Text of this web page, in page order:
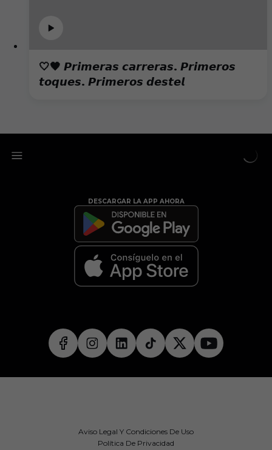
🤍🖤 𝙋𝙧𝙞𝙢𝙚𝙧𝙖𝙨 𝙘𝙖𝙧𝙧𝙚𝙧𝙖𝙨. 𝙋𝙧𝙞𝙢𝙚𝙧𝙤𝙨
𝙩𝙤𝙦𝙪𝙚𝙨. 𝙋𝙧𝙞𝙢𝙚𝙧𝙤𝙨 𝙙𝙚𝙨𝙩𝙚𝙡
DESCARGAR LA APP AHORA
Aviso Legal Y Condiciones De Uso
Política De Privacidad